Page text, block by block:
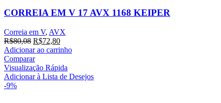
CORREIA EM V 17 AVX 1168 KEIPER
Correia em V, AVX
R$80,08 O
preço
original
era:
R$80,08.
R$72,80O
preço
é:
R$72,80.
Adicionar ao carrinho
Comparar
Visualização Rápida
Adicionar à Lista de Desejos
-9%